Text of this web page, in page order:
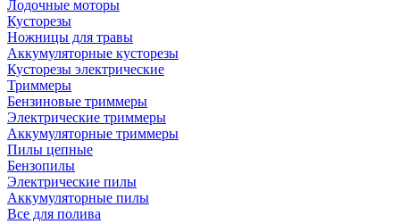
Лодочные моторы
Кусторезы
Ножницы для травы
Аккумуляторные кусторезы
Кусторезы электрические
Триммеры
Бензиновые триммеры
Электрические триммеры
Аккумуляторные триммеры
Пилы цепные
Бензопилы
Электрические пилы
Аккумуляторные пилы
Все для полива